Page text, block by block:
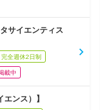
サイエンティス
完全週休2日制
載中
ンス）】